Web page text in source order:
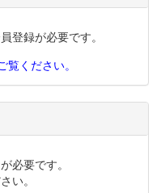
登録が必要です。
ください。
必要です。
い。